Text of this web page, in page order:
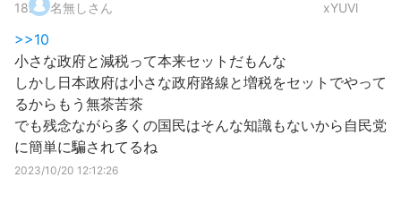
18. 名無しさん xYUVl
>>10
小さな政府と減税って本来セットだもんな
しかし日本政府は小さな政府路線と増税をセットでやって
るからもう無茶苦茶
でも残念ながら多くの国民はそんな知識もないから自民党
に簡単に騙されてるね
2023/10/20 12:12:26